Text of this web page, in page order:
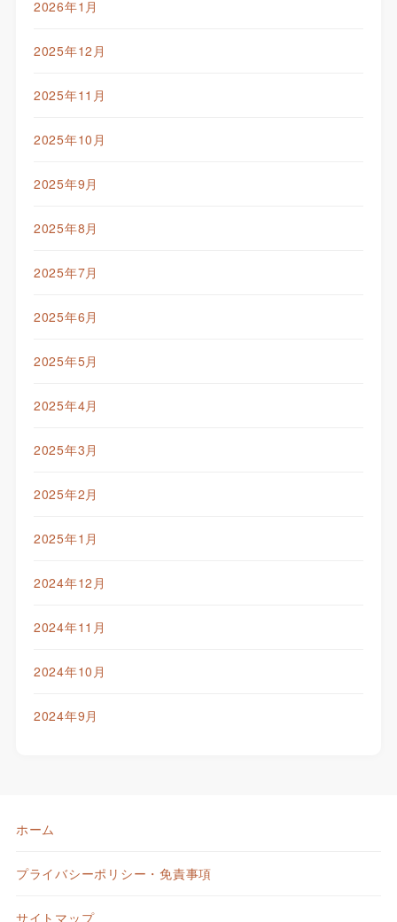
2026年1月
2025年12月
2025年11月
2025年10月
2025年9月
2025年8月
2025年7月
2025年6月
2025年5月
2025年4月
2025年3月
2025年2月
2025年1月
2024年12月
2024年11月
2024年10月
2024年9月
ホーム
プライバシーポリシー・免責事項
サイトマップ